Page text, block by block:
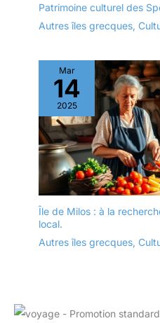
Patrimoine culturel des
Autres îles grecques,
Mar
14
2025
Île de Milos : à la
local.
Autres îles grecques,